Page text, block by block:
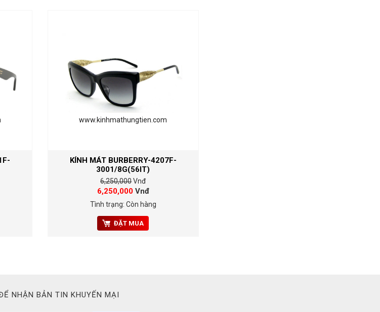
www.kinhmathungtien.com
KÍNH MÁT BURBERRY-4207F-
3001/8G(56IT)
6,250,000Vnđ
6,250,000Vnđ
Tình trạng: Còn hàng
ĐẶT MUA
NHẬN BẢN TIN KHUYẾN MẠI